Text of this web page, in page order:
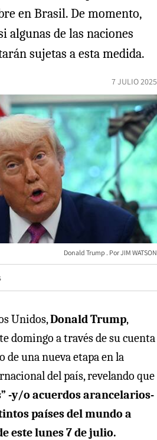
en Brasil. De momento,
algunas de las naciones
sujetas a esta medida.
7 JULIO 2025
Donald Trump JIM WATSON
Unidos,Donald Trump,
domingo a través de su cuenta
una nueva etapa en la
del país, revelando que
-y/o acuerdos arancelarios-
países del mundo a
este lunes 7 de julio.